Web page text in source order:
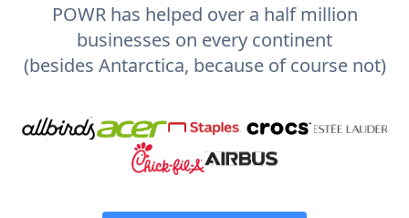
POWR has helped over a half million
businesses on every continent
(besides Antarctica, because of course not)